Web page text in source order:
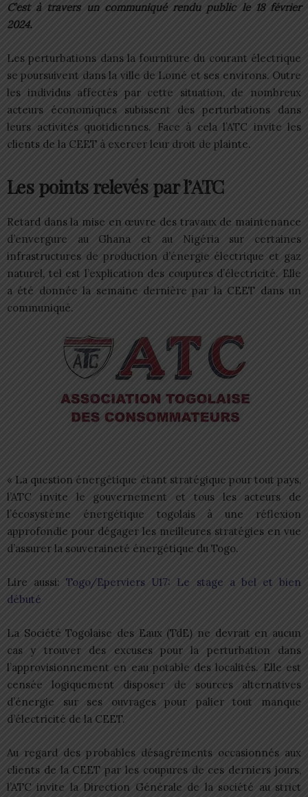
C’est à travers un communiqué rendu public le 18 février
2024.
Les perturbations dans la fourniture du courant électrique
se poursuivent dans la ville de Lomé et ses environs. Outre
les individus affectés par cette situation, de nombreux
acteurs économiques subissent des perturbations dans
leurs activités quotidiennes. Face à cela l’ATC invite les
clients de la CEET à exercer leur droit de plainte.
Les points relevés par l’ATC
Retard dans la mise en œuvre des travaux de maintenance
d’envergure au Ghana et au Nigéria sur certaines
infrastructures de production d’énergie électrique et gaz
naturel, tel est l’explication des coupures d’électricité. Elle
a été donnée la semaine dernière par la CEET dans un
communiqué.
« La question énergétique étant stratégique pour tout pays,
l’ATC invite le gouvernement et tous les acteurs de
l’écosystème énergétique togolais à une réflexion
approfondie pour dégager les meilleures stratégies en vue
d’assurer la souveraineté énergétique du Togo.
Lire aussi:Togo/Eperviers U17: Le stage a bel et bien
débuté
La Société Togolaise des Eaux (TdE) ne devrait en aucun
cas y trouver des excuses pour la perturbation dans
l’approvisionnement en eau potable des localités. Elle est
censée logiquement disposer de sources alternatives
d’énergie sur ses ouvrages pour palier tout manque
d’électricité de la CEET.
Au regard des probables désagréments occasionnés aux
clients de la CEET par les coupures de ces derniers jours,
l’ATC invite la Direction Générale de la société au strict